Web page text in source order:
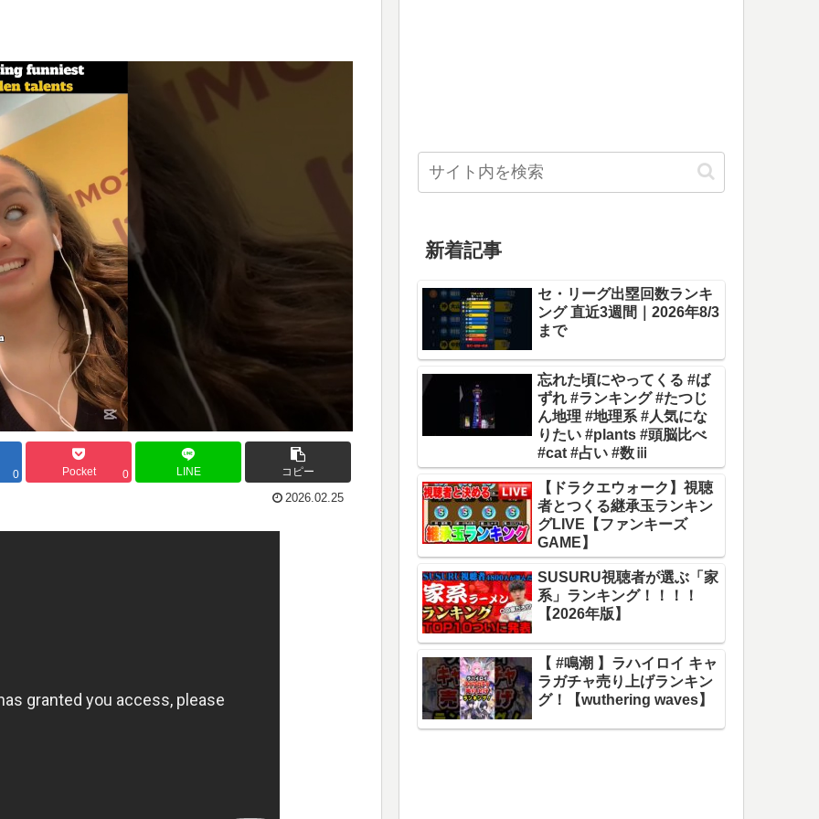
0 Pocket 0 LINE コピー
2026.02.25
新着記事
セ・リーグ出塁回数ランキ
ング 直近3週間｜2026年8/3
まで
忘れた頃にやってくる #ば
ずれ #ランキング #たつじ
ん地理 #地理系 #人気にな
りたい #plants #頭脳比べ
#cat #占い #数ⅲ
【ドラクエウォーク】視聴
者とつくる継承玉ランキン
グLIVE【ファンキーズ
GAME】
SUSURU視聴者が選ぶ「家
系」ランキング！！！！
【2026年版】
【 #鳴潮 】ラハイロイ キャ
ラガチャ売り上げランキン
グ！【wuthering waves】